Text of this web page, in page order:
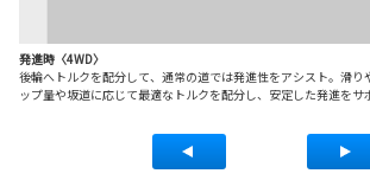
発進時〈4WD〉
後輪へトルクを配分して、通常の道では発進性をアシスト。滑り
ップ量や坂道に応じて最適なトルクを配分し、安定した発進をサ